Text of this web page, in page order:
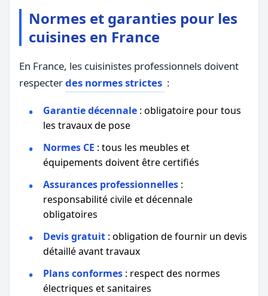
Normes et garanties pour les
cuisines en France
En France, les cuisinistes professionnels doivent
respecterdes normes strictes :
Garantie décennale : obligatoire pour tous
les travaux de pose
Normes CE : tous les meubles et
équipements doivent être certifiés
Assurances professionnelles :
responsabilité civile et décennale
obligatoires
Devis gratuit : obligation de fournir un devis
détaillé avant travaux
Plans conformes : respect des normes
électriques et sanitaires